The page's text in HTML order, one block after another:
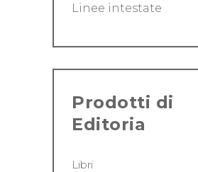
Linee intestate
Prodotti di
Editoria
Libri